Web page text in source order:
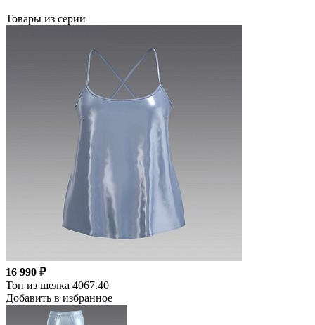
Товары из серии
16 990 ₽
Топ из шелка 4067.40
Добавить в избранное